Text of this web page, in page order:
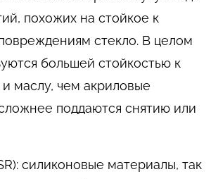
похожих на стойкое к
стекло. В целом
большей стойкостью к
маслу, чем акриловые
поддаются снятию или
силиконовые материалы, так